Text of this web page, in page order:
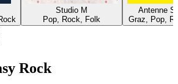
Studio M
Pop, Rock, Folk
Antenne
Graz, Pop,
Rock